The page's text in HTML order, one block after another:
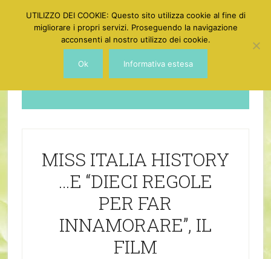
Dotgirl
MISS ITALIA HISTORY
…E “DIECI REGOLE
PER FAR
INNAMORARE”, IL
FILM
UTILIZZO DEI COOKIE: Questo sito utilizza cookie al fine di
migliorare i propri servizi. Proseguendo la navigazione
acconsenti al nostro utilizzo dei cookie.
Ok Informativa estesa